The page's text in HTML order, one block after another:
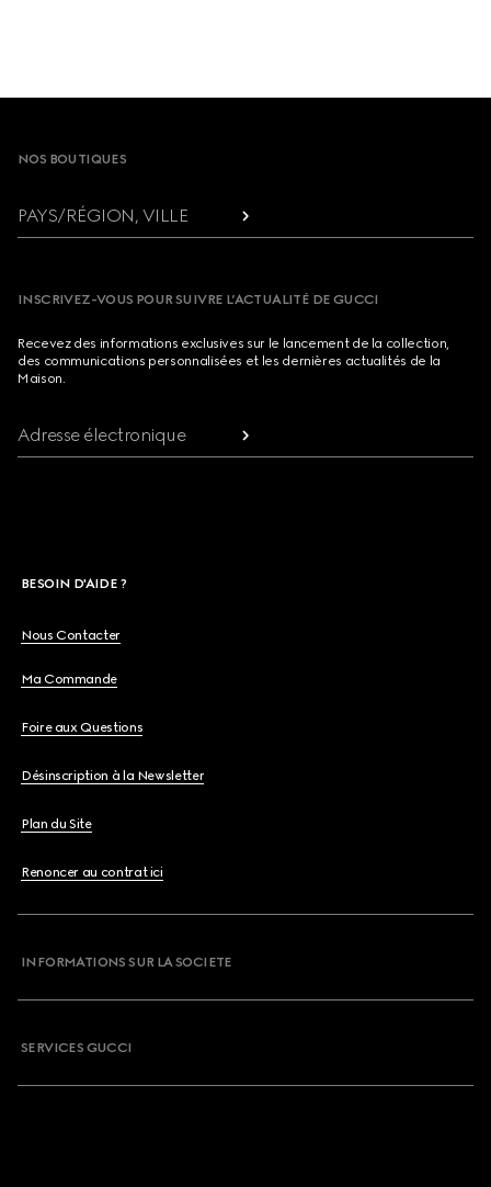
NOS BOUTIQUES
PAYS/RÉGION, VILLE
INSCRIVEZ-VOUS POUR SUIVRE L’ACTUALITÉ DE GUCCI
Recevez des informations exclusives sur le lancement de la collection,
des communications personnalisées et les dernières actualités de la
Maison.
Adresse électronique
BESOIN D'AIDE ?
Nous Contacter
Ma Commande
Foire aux Questions
Désinscription à la Newsletter
Plan du Site
Renoncer au contrat ici
INFORMATIONS SUR LA SOCIETE
SERVICES GUCCI